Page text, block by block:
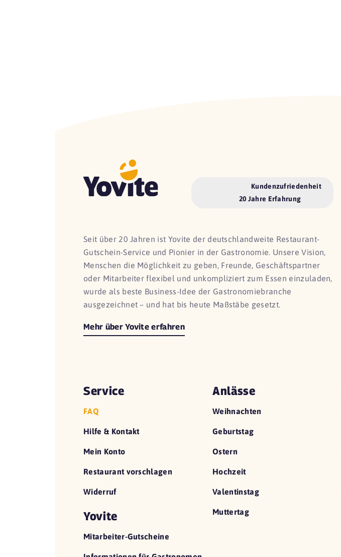
Kundenzufriedenheit
20 Jahre Erfahrung
Seit über 20 Jahren ist Yovite der deutschlandweite Restaurant-
Gutschein-Service und Pionier in der Gastronomie. Unsere Vision,
Menschen die Möglichkeit zu geben, Freunde, Geschäftspartner
oder Mitarbeiter flexibel und unkompliziert zum Essen einzuladen,
wurde als beste Business-Idee der Gastronomiebranche
ausgezeichnet – und hat bis heute Maßstäbe gesetzt.
Mehr über Yovite erfahren
Service
FAQ
Hilfe & Kontakt
Mein Konto
Restaurant vorschlagen
Widerruf
Yovite
Mitarbeiter-Gutscheine
Anlässe
Weihnachten
Geburtstag
Ostern
Hochzeit
Valentinstag
Muttertag